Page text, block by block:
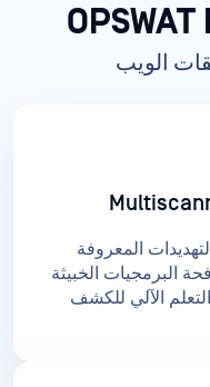
الويب
من 99% من التهديدات المعروفة
محركًا لمكافحة البرمجيات الخبيثة
الآلي للكشف